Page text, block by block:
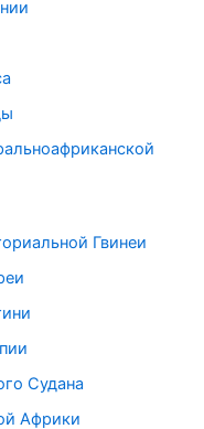
Гвинеи
Судана
Африки